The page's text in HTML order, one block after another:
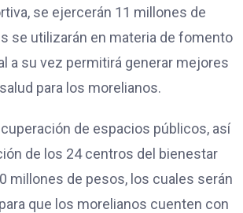
se ejercerán 11 millones de
se utilizarán en materia de fomento
a su vez permitirá generar mejores
para los morelianos.
de espacios públicos, así
de los 24 centros del bienestar
millones de pesos, los cuales serán
que los morelianos cuenten con